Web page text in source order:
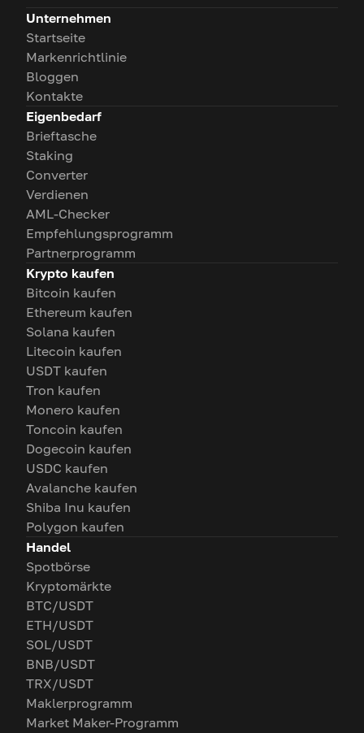
Unternehmen
Startseite
Markenrichtlinie
Bloggen
Kontakte
Eigenbedarf
Brieftasche
Staking
Converter
Verdienen
AML-Checker
Empfehlungsprogramm
Partnerprogramm
Krypto kaufen
Bitcoin kaufen
Ethereum kaufen
Solana kaufen
Litecoin kaufen
USDT kaufen
Tron kaufen
Monero kaufen
Toncoin kaufen
Dogecoin kaufen
USDC kaufen
Avalanche kaufen
Shiba Inu kaufen
Polygon kaufen
Handel
Spotbörse
Kryptomärkte
BTC/USDT
ETH/USDT
SOL/USDT
BNB/USDT
TRX/USDT
Maklerprogramm
Market Maker-Programm